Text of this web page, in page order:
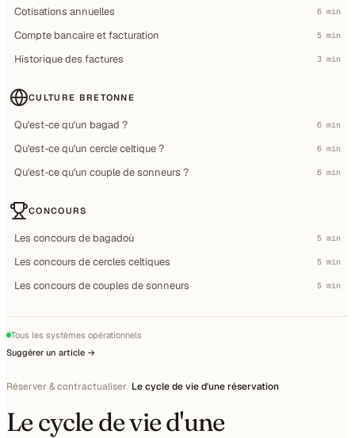
Cotisations annuelles 6 min
Compte bancaire et facturation 5 min
Historique des factures 3 min
CULTURE BRETONNE
Qu'est-ce qu'un bagad ? 6 min
Qu'est-ce qu'un cercle celtique ? 6 min
Qu'est-ce qu'un couple de sonneurs ? 6 min
CONCOURS
Les concours de bagadoù 5 min
Les concours de cercles celtiques 5 min
Les concours de couples de sonneurs 5 min
Tous les systèmes opérationnels
Suggérer un article →
Réserver & contractualiser Le cycle de vie d'une réservation
Le cycle de vie d'une